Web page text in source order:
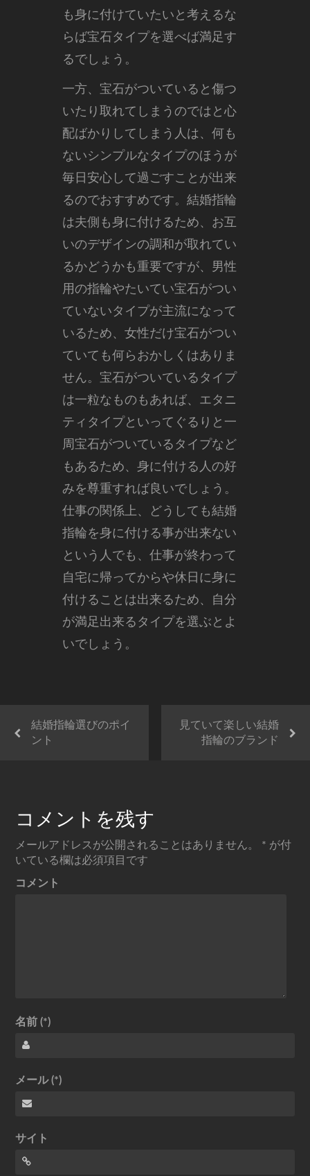
も身に付けていたいと考えるな
らば宝石タイプを選べば満足す
るでしょう。
一方、宝石がついていると傷つ
いたり取れてしまうのではと心
配ばかりしてしまう人は、何も
ないシンプルなタイプのほうが
毎日安心して過ごすことが出来
るのでおすすめです。結婚指輪
は夫側も身に付けるため、お互
いのデザインの調和が取れてい
るかどうかも重要ですが、男性
用の指輪やたいてい宝石がつい
ていないタイプが主流になって
いるため、女性だけ宝石がつい
ていても何らおかしくはありま
せん。宝石がついているタイプ
は一粒なものもあれば、エタニ
ティタイプといってぐるりと一
周宝石がついているタイプなど
もあるため、身に付ける人の好
みを尊重すれば良いでしょう。
仕事の関係上、どうしても結婚
指輪を身に付ける事が出来ない
という人でも、仕事が終わって
自宅に帰ってからや休日に身に
付けることは出来るため、自分
が満足出来るタイプを選ぶとよ
いでしょう。
結婚指輪選びのポイ
ント
見ていて楽しい結婚
指輪のブランド
コメントを残す
メールアドレスが公開されることはありません。 * が付
いている欄は必須項目です
コメント
名前 (*)
メール (*)
サイト